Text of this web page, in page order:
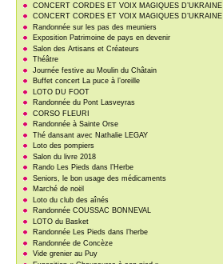
CONCERT CORDES ET VOIX MAGIQUES D’UKRAINE
CONCERT CORDES ET VOIX MAGIQUES D’UKRAINE
Randonnée sur les pas des meuniers
Exposition Patrimoine de pays en devenir
Salon des Artisans et Créateurs
Théâtre
Journée festive au Moulin du Châtain
Buffet concert La puce à l’oreille
LOTO DU FOOT
Randonnée du Pont Lasveyras
CORSO FLEURI
Randonnée à Sainte Orse
Thé dansant avec Nathalie LEGAY
Loto des pompiers
Salon du livre 2018
Rando Les Pieds dans l’Herbe
Seniors, le bon usage des médicaments
Marché de noël
Loto du club des aînés
Randonnée COUSSAC BONNEVAL
LOTO du Basket
Randonnée Les Pieds dans l’herbe
Randonnée de Concèze
Vide grenier au Puy